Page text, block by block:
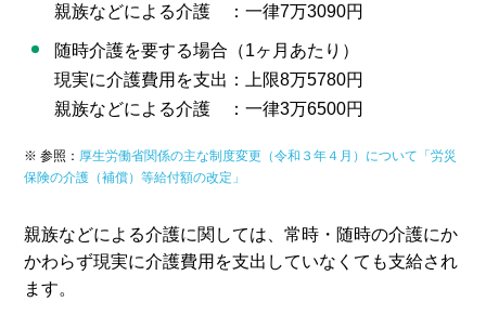
親族などによる介護 ：一律7万3090円
随時介護を要する場合（1ヶ月あたり）
現実に介護費用を支出：上限8万5780円
親族などによる介護 ：一律3万6500円
※ 参照： 厚生労働省関係の主な制度変更（令和３年４月）について「労災
保険の介護（補償）等給付額の改定」
親族などによる介護に関しては、常時・随時の介護にか
かわらず現実に介護費用を支出していなくても支給され
ます。